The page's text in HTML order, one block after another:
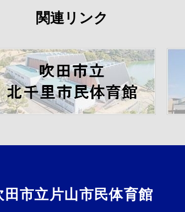
関連リンク
田市立片山市民体育館